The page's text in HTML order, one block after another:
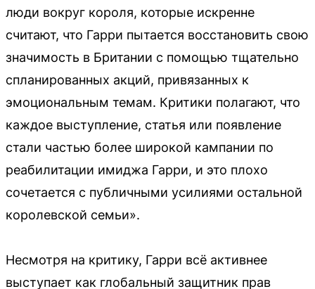
люди вокруг короля, которые искренне
считают, что Гарри пытается восстановить свою
значимость в Британии с помощью тщательно
спланированных акций, привязанных к
эмоциональным темам. Критики полагают, что
каждое выступление, статья или появление
стали частью более широкой кампании по
реабилитации имиджа Гарри, и это плохо
сочетается с публичными усилиями остальной
королевской семьи».
Несмотря на критику, Гарри всё активнее
выступает как глобальный защитник прав